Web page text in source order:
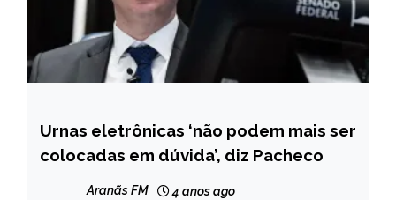
BRASIL
NOTÍCIAS
Urnas eletrônicas ‘não podem mais ser
colocadas em dúvida’, diz Pacheco
Aranãs FM 4 anos ago